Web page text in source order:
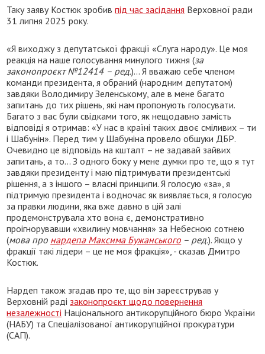
Таку заяву Костюк зробивпід час засідання Верховної ради
31 липня 2025 року.
«Я виходжу з депутатської фракції «Слуга народу». Це моя
реакція на наше голосування минулого тижня (за
законопроєкт №12414 – ред.)... Я вважаю себе членом
команди президента, я обраний (народним депутатом)
завдяки Володимиру Зеленському, але в мене багато
запитань до тих рішень, які нам пропонують голосувати.
Багато з вас були свідками того, як нещодавно замість
відповіді я отримав: «У нас в країні таких двоє сміливих – ти
і Шабунін». Перед тим у Шабуніна провело обшуки ДБР.
Очевидно це відповідь на кшталт – не задавай зайвих
запитань, а то... З одного боку у мене думки про те, що я тут
завдяки президенту і маю підтримувати президентські
рішення, а з іншого – власні принципи. Я голосую «за», я
підтримую президента і водночас як виявляється, я голосую
за правки людини, яка вже давно в цій залі
продемонструвала хто вона є, демонстративно
проігнорувавши «хвилину мовчання» за Небесною сотнею
(мова про нардепа Максима Бужанського – ред.). Якщо у
фракції такі лідери – це не моя фракція», - сказав Дмитро
Костюк.
Нардеп також згадав про те, що він зареєстрував у
Верховній раді законопроєкт щодо повернення
незалежності Національного антикорупційного бюро України
(НАБУ) та Спеціалізованої антикорупційної прокуратури
(САП).